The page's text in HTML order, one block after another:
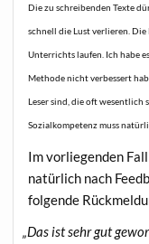
Die zu schrei­ben­den Tex­te
schnell die Lust ver­lie­ren.
Unter­richts lau­fen. Ich habe
Metho­de nicht ver­bes­sert
Leser sind, die oft wesent­lich
Sozi­al­kom­pe­tenz muss
Im vor­lie­gen­den
natür­lich nach
fol­gen­de
„Das ist sehr gut